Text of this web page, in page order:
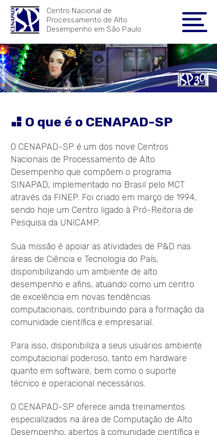
Centro Nacional de
Processamento de Alto
Desempenho em São Paulo
O que é o CENAPAD-SP
O CENAPAD-SP é um dos nove Centros
Nacionais de Processamento de Alto
Desempenho que compõem o programa
SINAPAD, implementado no Brasil pelo MCT
através da FINEP. Foi criado em março de 1994,
sendo hoje um Centro ligado à Pró-Reitoria de
Pesquisa da UNICAMP.
Sua missão é apoiar as atividades de P&D nas
áreas de Ciência e Tecnologia do País,
disponibilizando um ambiente de alto
desempenho e afins, atuando como um centro
de excelência em novas tendências
computacionais, contribuindo para a formação da
comunidade científica e empresarial.
Para isso, disponibiliza a seus usuários ambiente
computacional poderoso, tanto em hardware
quanto em software, bem como o suporte
técnico e operacional necessários.
O CENAPAD-SP oferece ainda treinamentos
especializados na área de Computação de Alto
Desempenho, abertos à comunidade científica e